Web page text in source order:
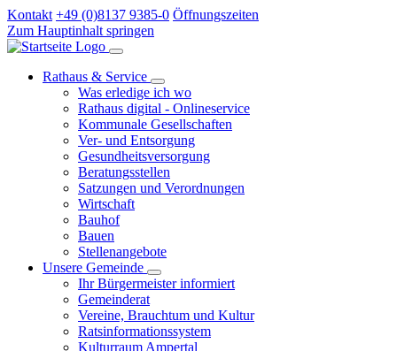
Kontakt +49 (0)8137 9385-0 Öffnungszeiten
Zum Hauptinhalt springen
Rathaus & Service
Was erledige ich wo
Rathaus digital - Onlineservice
Kommunale Gesellschaften
Ver- und Entsorgung
Gesundheitsversorgung
Beratungsstellen
Satzungen und Verordnungen
Wirtschaft
Bauhof
Bauen
Stellenangebote
Unsere Gemeinde
Ihr Bürgermeister informiert
Gemeinderat
Vereine, Brauchtum und Kultur
Ratsinformationssystem
Kulturraum Ampertal